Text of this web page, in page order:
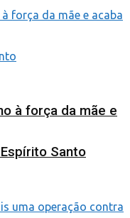
à força da mãe e
Santo